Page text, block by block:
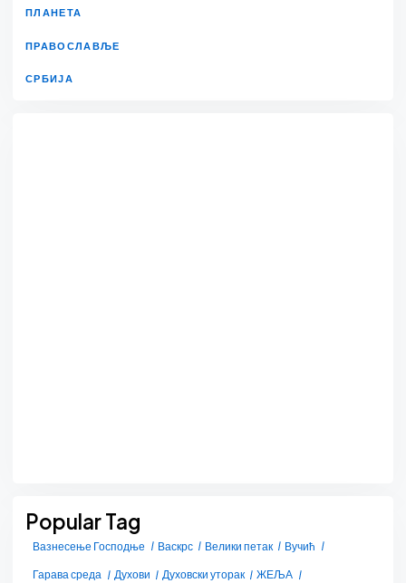
ПЛАНЕТА
ПРАВОСЛАВЉЕ
СРБИЈА
Popular Tag
Вазнесење Господње Васкрс Велики петак
Вучић
Гарава среда
Духови Духовски уторак
ЖЕЉА